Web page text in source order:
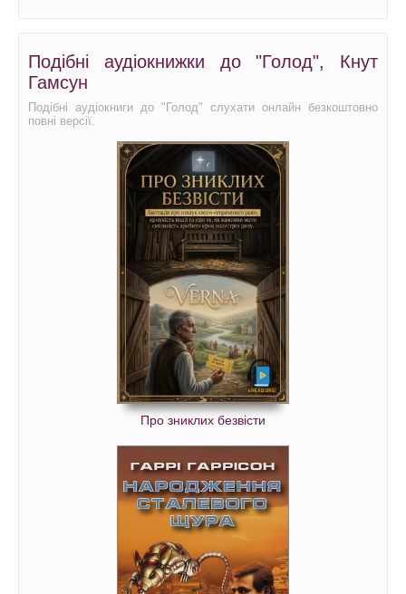
Подібні аудіокнижки до "Голод", Кнут
Гамсун
Подібні аудіокниги до "Голод" слухати онлайн безкоштовно
повні версії.
Про зниклих безвісти